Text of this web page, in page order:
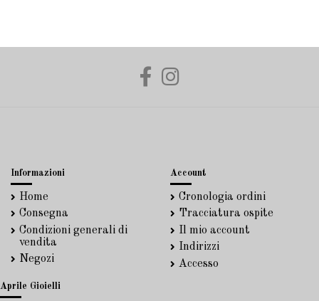
Informazioni
Home
Consegna
Condizioni generali di
vendita
Negozi
Account
Cronologia ordini
Tracciatura ospite
Il mio account
Indirizzi
Accesso
Aprile Gioielli